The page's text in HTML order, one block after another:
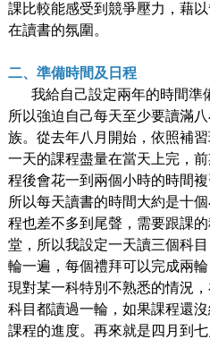
課比較能感受到競爭壓力，藉
在讀書的氛圍。
二、準備時間及日程
我給自己設定兩年的時間準
所以強迫自己每天至少要讀滿
族。從去年八月開始，依照補
一天的課程盡量在當天上完，
程後會花一到兩個小時的時間
所以每天讀書的時間大約是十
程也差不多到尾聲，需要跟課
堂，所以我設定一天讀三個科
輪一遍，每個禮拜可以完成兩
現對某一科特別不熟悉的情況
科目都讀過一輪，如果課程還
課程的進度。再來就是四月到